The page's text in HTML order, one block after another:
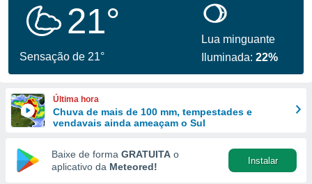
fornecidas
a este
das
e
forma
digital
21°
Sensação de 21°
Lua minguante
Iluminada:22%
Última hora
Chuva de mais de 100 mm, tempestades e
vendavais ainda ameaçam o Sul
Baixe de forma GRATUITA o
aplicativo da Meteored!
Instalar